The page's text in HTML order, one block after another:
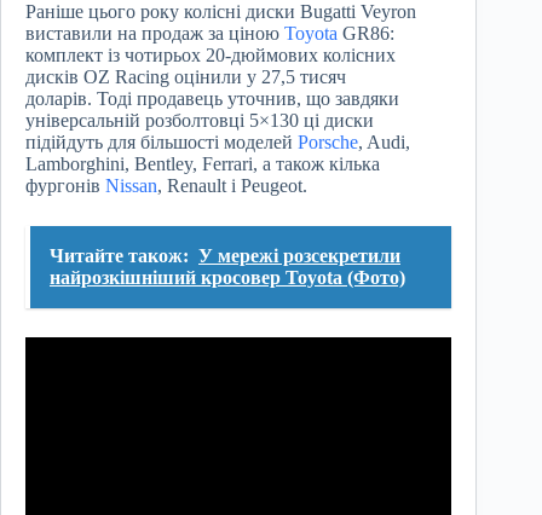
Раніше цього року колісні диски Bugatti Veyron
виставили на продаж за ціною Toyota GR86:
комплект із чотирьох 20-дюймових колісних
дисків OZ Racing оцінили у 27,5 тисяч
доларів. Тоді продавець уточнив, що завдяки
універсальній розболтовці 5×130 ці диски
підійдуть для більшості моделей Porsche, Audi,
Lamborghini, Bentley, Ferrari, а також кілька
фургонів Nissan, Renault і Peugeot.
Читайте також: У мережі розсекретили
найрозкішніший кросовер Toyota (Фото)